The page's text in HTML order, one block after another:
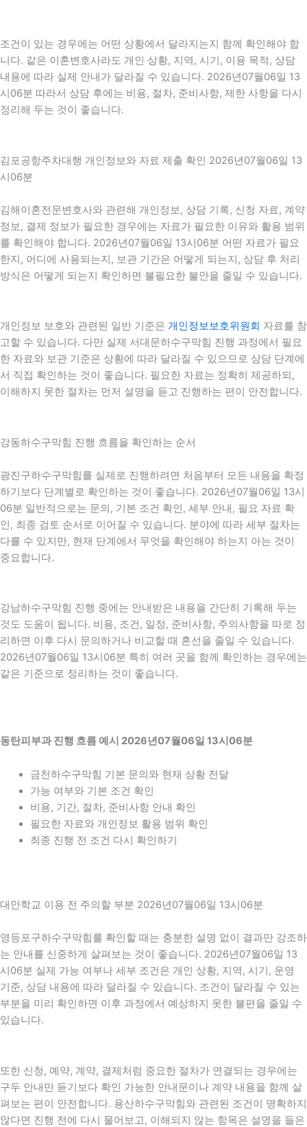
조건이 있는 경우에는 어떤 상황에서 달라지는지 함께 확인해야 합
니다. 같은 이혼변호사라도 개인 상황, 지역, 시기, 이용 목적, 상담
내용에 따라 실제 안내가 달라질 수 있습니다. 2026년07월06일 13
시06분 따라서 상담 후에는 비용, 절차, 준비사항, 제한 사항을 다시
정리해 두는 것이 좋습니다.
김포공항주차대행 개인정보와 자료 제출 확인 2026년07월06일 13
시06분
김해이혼전문변호사와 관련해 개인정보, 상담 기록, 신청 자료, 계약
정보, 결제 정보가 필요한 경우에는 자료가 필요한 이유와 활용 범위
를 확인해야 합니다. 2026년07월06일 13시06분 어떤 자료가 필요
한지, 어디에 사용되는지, 보관 기간은 어떻게 되는지, 상담 후 처리
방식은 어떻게 되는지 확인하면 불필요한 불안을 줄일 수 있습니다.
개인정보 보호와 관련된 일반 기준은 개인정보보호위원회 자료를 참
고할 수 있습니다. 다만 실제 서대문하수구막힘 진행 과정에서 필요
한 자료와 보관 기준은 상황에 따라 달라질 수 있으므로 상담 단계에
서 직접 확인하는 것이 좋습니다. 필요한 자료는 정확히 제공하되,
이해하지 못한 절차는 먼저 설명을 듣고 진행하는 편이 안전합니다.
강동하수구막힘 진행 흐름을 확인하는 순서
광진구하수구막힘를 실제로 진행하려면 처음부터 모든 내용을 확정
하기보다 단계별로 확인하는 것이 좋습니다. 2026년07월06일 13시
06분 일반적으로는 문의, 기본 조건 확인, 세부 안내, 필요 자료 확
인, 최종 검토 순서로 이어질 수 있습니다. 분야에 따라 세부 절차는
다를 수 있지만, 현재 단계에서 무엇을 확인해야 하는지 아는 것이
중요합니다.
강남하수구막힘 진행 중에는 안내받은 내용을 간단히 기록해 두는
것도 도움이 됩니다. 비용, 조건, 일정, 준비사항, 주의사항을 따로 정
리하면 이후 다시 문의하거나 비교할 때 혼선을 줄일 수 있습니다.
2026년07월06일 13시06분 특히 여러 곳을 함께 확인하는 경우에는
같은 기준으로 정리하는 것이 좋습니다.
동탄피부과 진행 흐름 예시 2026년07월06일 13시06분
금천하수구막힘 기본 문의와 현재 상황 전달
가능 여부와 기본 조건 확인
비용, 기간, 절차, 준비사항 안내 확인
필요한 자료와 개인정보 활용 범위 확인
최종 진행 전 조건 다시 확인하기
대안학교 이용 전 주의할 부분 2026년07월06일 13시06분
영등포구하수구막힘를 확인할 때는 충분한 설명 없이 결과만 강조하
는 안내를 신중하게 살펴보는 것이 좋습니다. 2026년07월06일 13
시06분 실제 가능 여부나 세부 조건은 개인 상황, 지역, 시기, 운영
기준, 상담 내용에 따라 달라질 수 있습니다. 조건이 달라질 수 있는
부분을 미리 확인하면 이후 과정에서 예상하지 못한 불편을 줄일 수
있습니다.
또한 신청, 예약, 계약, 결제처럼 중요한 절차가 연결되는 경우에는
구두 안내만 듣기보다 확인 가능한 안내문이나 계약 내용을 함께 살
펴보는 편이 안전합니다. 용산하수구막힘와 관련된 조건이 명확하지
않다면 진행 전에 다시 물어보고, 이해되지 않는 항목은 설명을 들은